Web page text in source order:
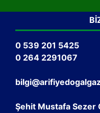
0 539 201 5425
0 264 2291067
Şehit Mustafa Sezer